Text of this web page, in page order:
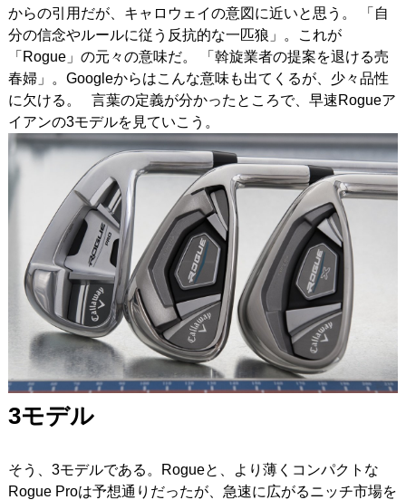
からの引用だが、キャロウェイの意図に近いと思う。 「自
分の信念やルールに従う反抗的な一匹狼」。これが
「Rogue」の元々の意味だ。 「斡旋業者の提案を退ける売
春婦」。Googleからはこんな意味も出てくるが、少々品性
に欠ける。 言葉の定義が分かったところで、早速Rogueア
イアンの3モデルを見ていこう。
3モデル
そう、3モデルである。Rogueと、より薄くコンパクトな
Rogue Proは予想通りだったが、急速に広がるニッチ市場を
Our Team 私たちのチーム
Our Mission 私たちの使命
ABOUT US MyGolfSpyJapanとは？